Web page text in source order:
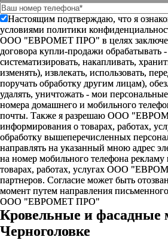
Настоящим подтверждаю, что я
условиями политики
ООО "ЕВРОМЕТ ПРО" в целях
договора купли-продажи обрабатывать
систематизировать, накапливать,
изменять), извлекать, использовать,
поручать обработку другим лицам),
удалять, уничтожать - мои
номера домашнего и мобильного
почты. Также я разрешаю ООО
информирования о товарах, работах,
обработку вышеперечисленных
направлять на указанный мною адрес
на номер мобильного телефона
товарах, работах, услугах ООО
партнеров. Согласие может быть
момент путем направления
ООО "ЕВРОМЕТ ПРО"
Кровельные и фасадные
Черноголовке